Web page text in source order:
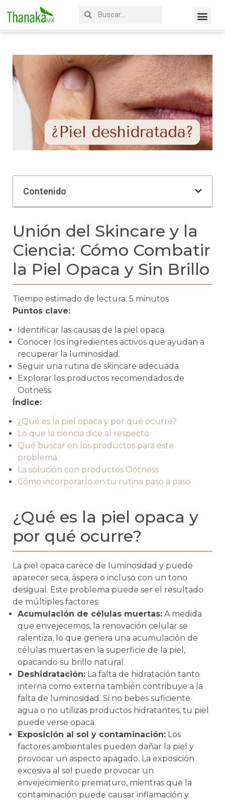
Contenido
Unión del Skincare y la
Ciencia: Cómo Combatir
la Piel Opaca y Sin Brillo
Tiempo estimado de lectura: 5 minutos
Puntos clave:
Identificar las causas de la piel opaca.
Conocer los ingredientes activos que ayudan a
recuperar la luminosidad.
Seguir una rutina de skincare adecuada.
Explorar los productos recomendados de
Ootness.
Índice:
¿Qué es la piel opaca y por qué ocurre?
Lo que la ciencia dice al respecto
Qué buscar en los productos para este
problema
La solución con productos Ootness
Cómo incorporarlo en tu rutina paso a paso
¿Qué es la piel opaca y
por qué ocurre?
La piel opaca carece de luminosidad y puede
aparecer seca, áspera o incluso con un tono
desigual. Este problema puede ser el resultado
de múltiples factores:
Acumulación de células muertas: A medida
que envejecemos, la renovación celular se
ralentiza, lo que genera una acumulación de
células muertas en la superficie de la piel,
opacando su brillo natural.
Deshidratación: La falta de hidratación tanto
interna como externa también contribuye a la
falta de luminosidad. Si no bebes suficiente
agua o no utilizas productos hidratantes, tu piel
puede verse opaca.
Exposición al sol y contaminación: Los
factores ambientales pueden dañar la piel y
provocar un aspecto apagado. La exposición
excesiva al sol puede provocar un
envejecimiento prematuro, mientras que la
contaminación puede causar inflamación y